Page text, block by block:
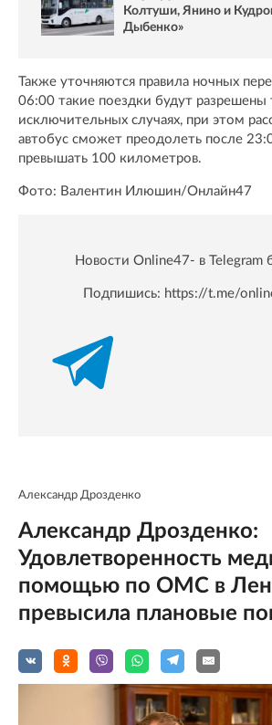
Колтуши, Янино и
Дыбенко»
Также уточняются правила ночных
06:00 такие поездки будут разрешены
исключительных случаях, при этом
автобус сможет преодолеть после
превышать 100 километров.
Фото: Валентин Илюшин/Онлайн47
Новости Online47- в Telegram
Подпишись: https://t.me/
Александр Дрозденко
Александр Дрозденко:
Удовлетворенность
помощью по ОМС в
превысила плановые